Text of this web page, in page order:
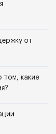
от
том, какие